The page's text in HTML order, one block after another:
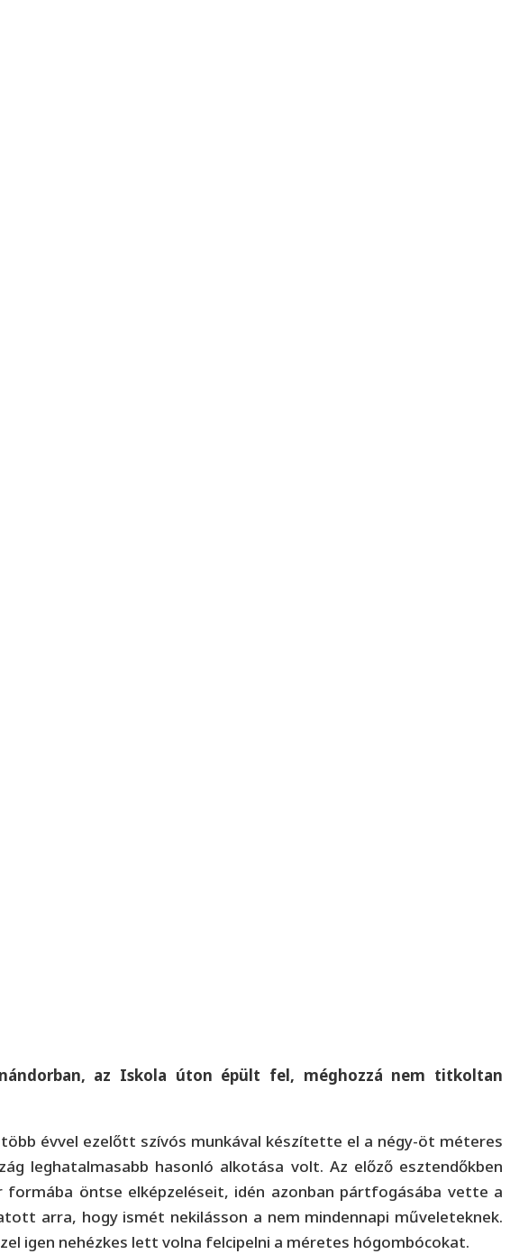
az Iskola úton épült fel, méghozzá nem titkoltan
évvel ezelőtt szívós munkával készítette el a négy-öt méteres
leghatalmasabb hasonló alkotása volt. Az előző esztendőkben
öntse elképzeléseit, idén azonban pártfogásába vette a
arra, hogy ismét nekilásson a nem mindennapi műveleteknek.
igen nehézkes lett volna felcipelni a méretes hógombócokat.